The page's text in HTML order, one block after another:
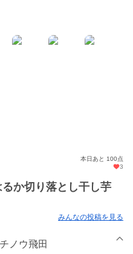
本日あと 100点
3
か切り落とし干し芋
みんなの投稿を見る
ノウ飛田